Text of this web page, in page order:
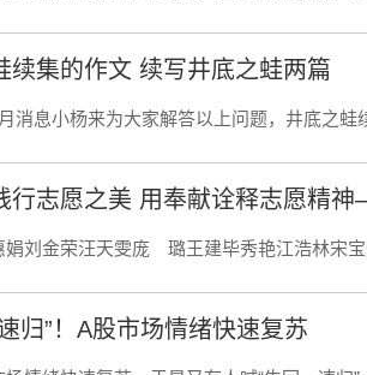
续集的作文 续写井底之蛙两篇
消息小杨来为大家解答以上问题，井底之蛙
行志愿之美 用奉献诠释志愿精
娟刘金荣汪天雯庞 璐王建毕秀艳江浩林宋
归”！A股市场情绪快速复苏